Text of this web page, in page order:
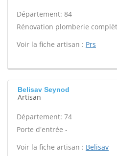
Département: 84
Rénovation plomberie
Voir la fiche artisan : Prs
Belisav Seynod
Artisan
Département: 74
Porte d'entrée -
Voir la fiche artisan : Belisav